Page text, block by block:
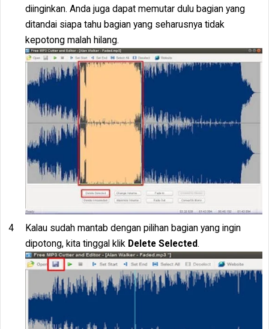
diinginkan. Anda juga dapat memutar dulu bagian yang
ditandai siapa tahu bagian yang seharusnya tidak
kepotong malah hilang.
Kalau sudah mantab dengan pilihan bagian yang ingin
dipotong, kita tinggal klik Delete Selected.